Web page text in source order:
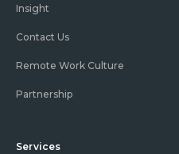
Insight
Contact Us
Remote Work Culture
Partnership
Services